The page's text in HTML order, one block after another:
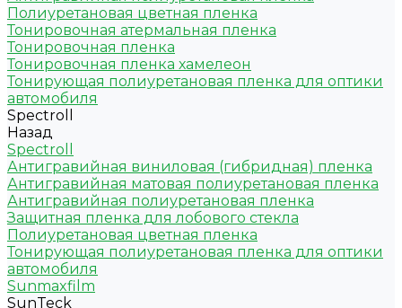
Полиуретановая цветная пленка
Тонировочная атермальная пленка
Тонировочная пленка
Тонировочная пленка хамелеон
Тонирующая полиуретановая пленка для оптики
автомобиля
Spectroll
Назад
Spectroll
Антигравийная виниловая (гибридная) пленка
Антигравийная матовая полиуретановая пленка
Антигравийная полиуретановая пленка
Защитная пленка для лобового стекла
Полиуретановая цветная пленка
Тонирующая полиуретановая пленка для оптики
автомобиля
Sunmaxfilm
SunTeck